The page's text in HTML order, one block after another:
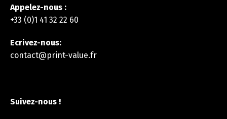
Appelez-nous :
+33 (0)1 41 32 22 60
Ecrivez-nous:
contact@print-value.fr
Suivez-nous !